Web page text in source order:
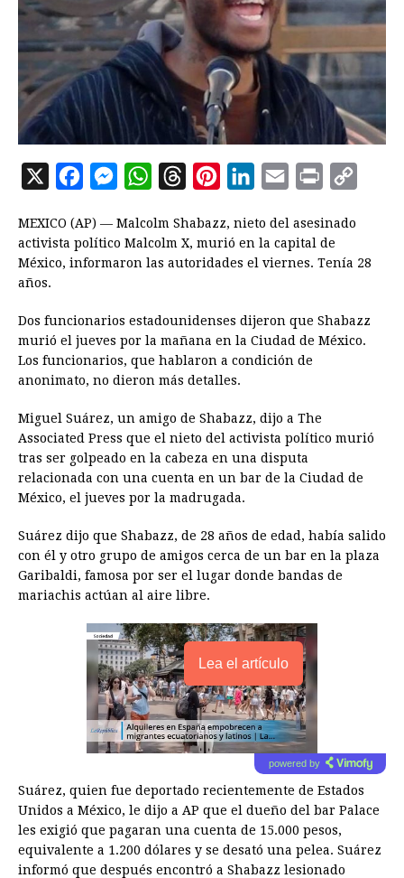
X
c
e
o
k
M
s
s
g
e
W
a
t
p
p
r
e
s
n
t
e
s
n
k
I
n
a
i
i
n
y
n
MEXICO (AP) — Malcolm Shabazz, nieto del asesinado
activista político Malcolm X, murió en la capital de
México, informaron las autoridades el viernes. Tenía 28
años.
Dos funcionarios estadounidenses dijeron que Shabazz
murió el jueves por la mañana en la Ciudad de México.
Los funcionarios, que hablaron a condición de
anonimato, no dieron más detalles.
Miguel Suárez, un amigo de Shabazz, dijo a The
Associated Press que el nieto del activista político murió
tras ser golpeado en la cabeza en una disputa
relacionada con una cuenta en un bar de la Ciudad de
México, el jueves por la madrugada.
Suárez dijo que Shabazz, de 28 años de edad, había salido
con él y otro grupo de amigos cerca de un bar en la plaza
Garibaldi, famosa por ser el lugar donde bandas de
mariachis actúan al aire libre.
Lea el artículo
powered by
Suárez, quien fue deportado recientemente de Estados
Unidos a México, le dijo a AP que el dueño del bar Palace
les exigió que pagaran una cuenta de 15.000 pesos,
equivalente a 1.200 dólares y se desató una pelea. Suárez
informó que después encontró a Shabazz lesionado